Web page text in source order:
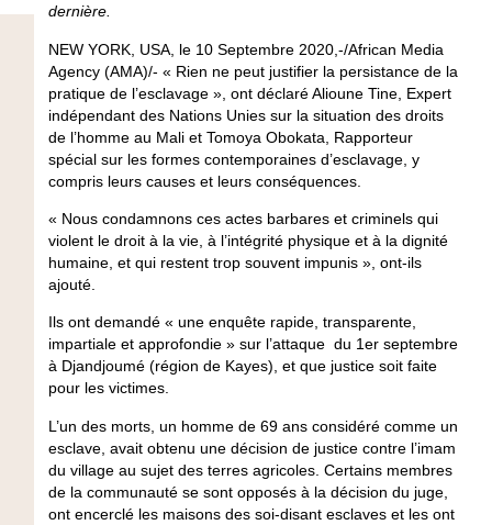
dernière.
NEW YORK, USA, le 10 Septembre 2020,-/African Media
Agency (AMA)/- « Rien ne peut justifier la persistance de la
pratique de l’esclavage », ont déclaré Alioune Tine, Expert
indépendant des Nations Unies sur la situation des droits
de l’homme au Mali et Tomoya Obokata, Rapporteur
spécial sur les formes contemporaines d’esclavage, y
compris leurs causes et leurs conséquences.
« Nous condamnons ces actes barbares et criminels qui
violent le droit à la vie, à l’intégrité physique et à la dignité
humaine, et qui restent trop souvent impunis », ont-ils
ajouté.
Ils ont demandé « une enquête rapide, transparente,
impartiale et approfondie » sur l’attaque du 1er septembre
à Djandjoumé (région de Kayes), et que justice soit faite
pour les victimes.
L’un des morts, un homme de 69 ans considéré comme un
esclave, avait obtenu une décision de justice contre l’imam
du village au sujet des terres agricoles. Certains membres
de la communauté se sont opposés à la décision du juge,
ont encerclé les maisons des soi-disant esclaves et les ont